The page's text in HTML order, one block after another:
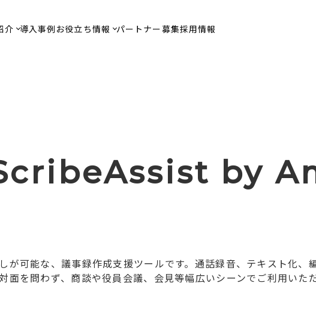
介 導入事例 お役立ち情報 パートナー募集採用情報
by
が可能な、議事録作成支援ツールです。通話録音、テキスト化、
面を問わず、商談や役員会議、会見等幅広いシーンでご利用いただ